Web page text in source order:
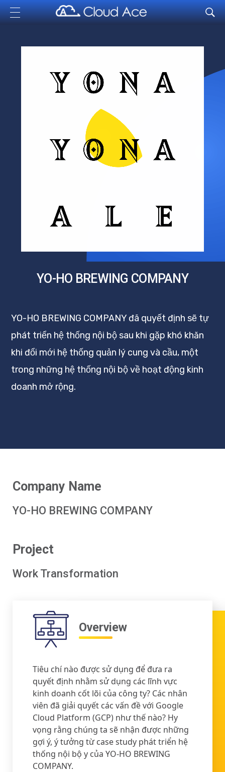
Cloud Ace
Nhà cung cấp giải pháp trên GCP cho doanh nghiệp
YO-HO BREWING COMPANY
YO-HO BREWING COMPANY đã quyết định sẽ tự
phát triển hệ thống nội bộ sau khi gặp khó khăn
khi đổi mới hệ thống quản lý cung và cầu, một
trong những hệ thống nội bộ về hoạt động kinh
doanh mở rộng.
Company Name
YO-HO BREWING COMPANY
Project
Work Transformation
Overview
Tiêu chí nào được sử dụng để đưa ra
quyết định nhằm sử dụng các lĩnh vực
kinh doanh cốt lõi của công ty? Các nhân
viên đã giải quyết các vấn đề với Google
Cloud Platform (GCP) như thế nào? Hy
vọng rằng chúng ta sẽ nhận được những
gợi ý, ý tưởng từ case study phát triển hệ
thống nội bộ y của YO-HO BREWING
COMPANY.